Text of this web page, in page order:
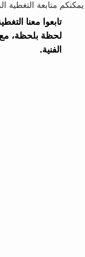
يمكنكم متابعة التغطية
تابعوا معنا
لحظة بلحظة، مع
الفنية.